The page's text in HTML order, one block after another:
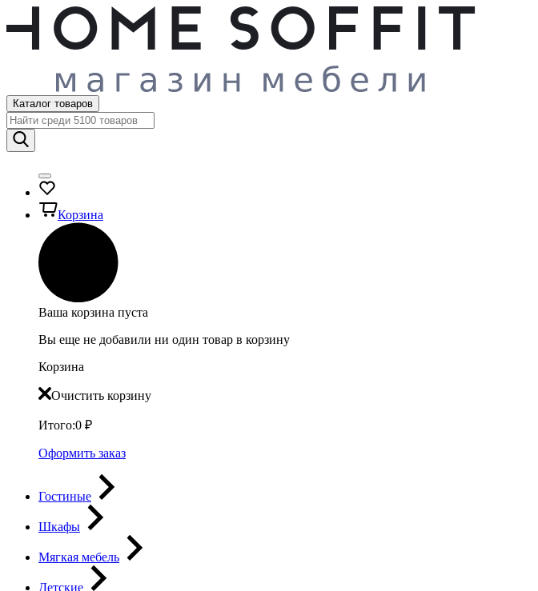
Каталог товаров
Корзина
Ваша корзина пуста
Вы еще не добавили ни один товар в корзину
Корзина
Очистить корзину
Итого:0 ₽
Оформить заказ
Гостиные
Шкафы
Мягкая мебель
Детские